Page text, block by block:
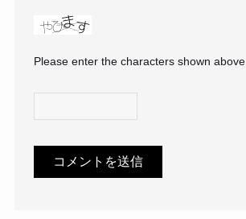
Please enter the characters shown above.